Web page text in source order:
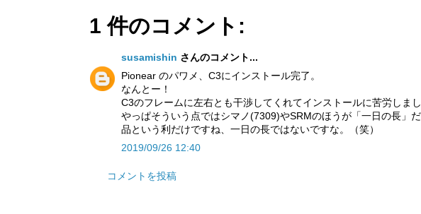
1 件のコメント:
susamishin さんのコメント...
Pionear のパワメ、C3にインストール完了。
なんとー！
C3のフレームに左右とも干渉してくれてインストールに苦労しま
やっぱそういう点ではシマノ(7309)やSRMのほうが「一日の長」
品という利だけですね、一日の長ではないですな。（笑）
2019/09/26 12:40
コメントを投稿